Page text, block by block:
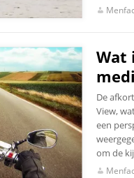
Wat
De
View,
een
om de